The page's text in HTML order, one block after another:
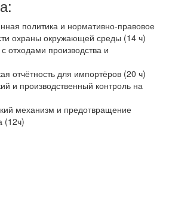
политика и нормативно-правовое
охраны окружающей среды (14 ч)
производства и
отчётность для импортёров (20 ч)
и производственный контроль на
механизм и предотвращение
(12ч)